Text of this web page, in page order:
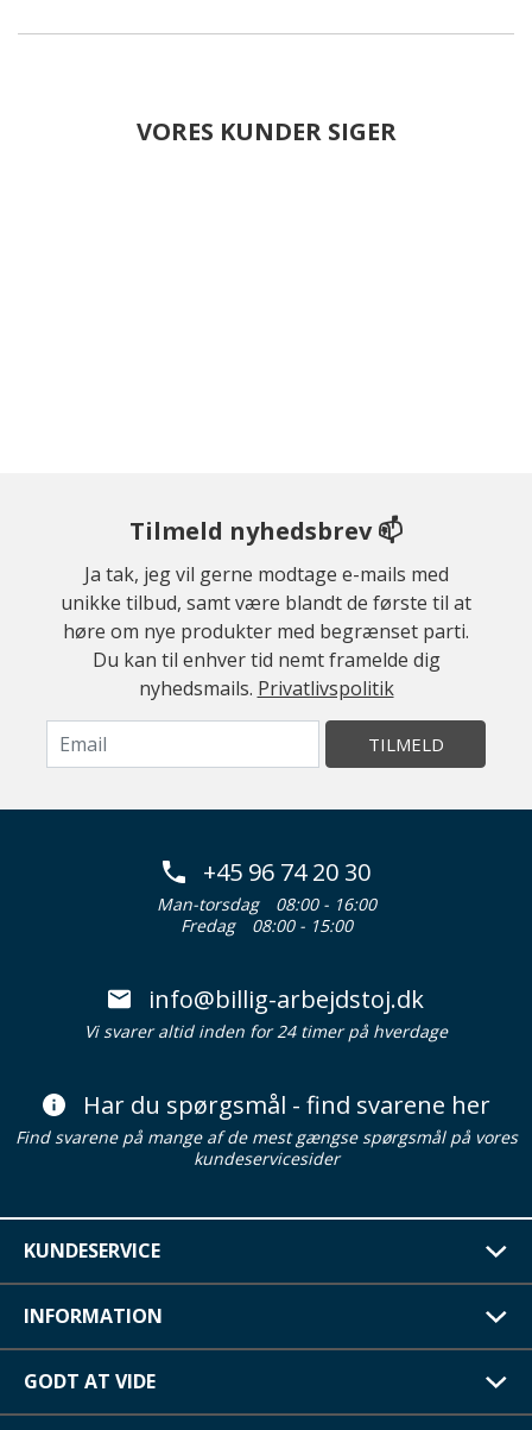
VORES KUNDER SIGER
Tilmeld nyhedsbrev 📫
Ja tak, jeg vil gerne modtage e-mails med
unikke tilbud, samt være blandt de første til at
høre om nye produkter med begrænset parti.
Du kan til enhver tid nemt framelde dig
nyhedsmails. Privatlivspolitik
TILMELD
+45 96 74 20 30
Man-torsdag
08:00 - 16:00
Fredag
08:00 - 15:00
info@billig-arbejdstoj.dk
Vi svarer altid inden for 24 timer på hverdage
Har du spørgsmål - find svarene her
Find svarene på mange af de mest gængse spørgsmål på vores
kundeservicesider
KUNDESERVICE
INFORMATION
GODT AT VIDE